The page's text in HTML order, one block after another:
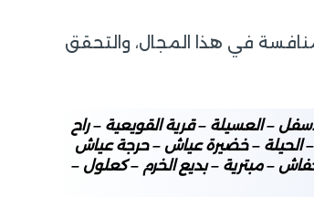
في هذا المجال، والتحقق
– العسيلة – قرية القويعية – راح
– الحيلة – خضيرة عياش – حرجة عياش
– مبترية – بديع الخرم – كعلول –